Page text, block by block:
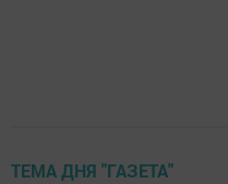
ТЕМА ДНЯ "ГАЗЕТА"